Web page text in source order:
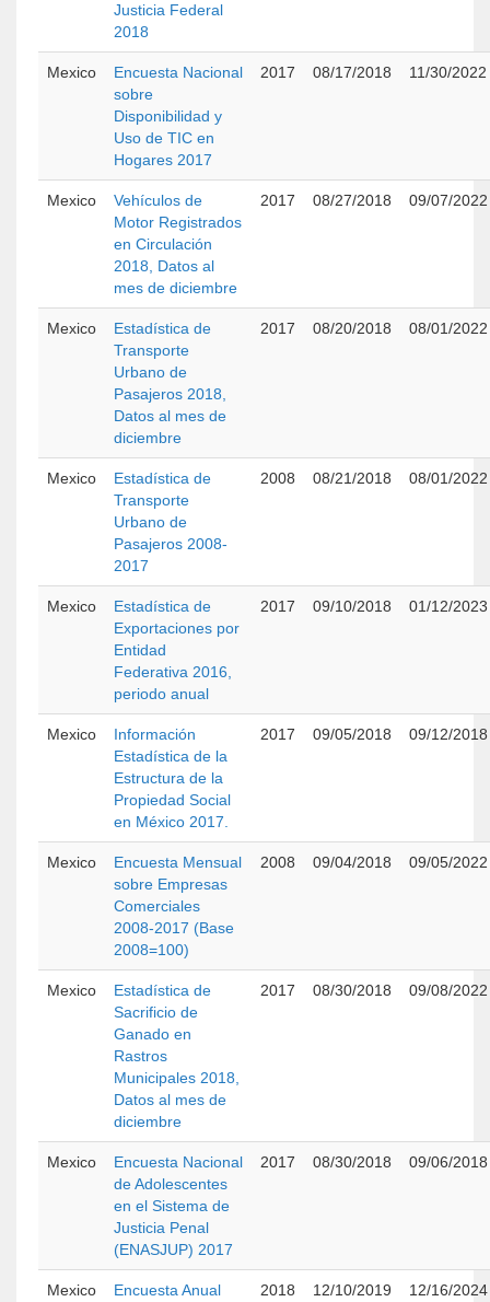
Justicia Federal
2018
Mexico
Encuesta Nacional
sobre
Disponibilidad y
Uso de TIC en
Hogares 2017
2017 08/17/2018 11/30/2022
Mexico
Vehículos de
Motor Registrados
en Circulación
2018, Datos al
mes de diciembre
2017 08/27/2018 09/07/2022
Mexico
Estadística de
Transporte
Urbano de
Pasajeros 2018,
Datos al mes de
diciembre
2017 08/20/2018 08/01/2022
Mexico
Estadística de
Transporte
Urbano de
Pasajeros 2008-
2017
2008 08/21/2018 08/01/2022
Mexico
Estadística de
Exportaciones por
Entidad
Federativa 2016,
periodo anual
2017 09/10/2018 01/12/2023
Mexico
Información
Estadística de la
Estructura de la
Propiedad Social
en México 2017.
2017 09/05/2018 09/12/2018
Mexico
Encuesta Mensual
sobre Empresas
Comerciales
2008-2017 (Base
2008=100)
2008 09/04/2018 09/05/2022
Mexico
Estadística de
Sacrificio de
Ganado en
Rastros
Municipales 2018,
Datos al mes de
diciembre
2017 08/30/2018 09/08/2022
Mexico
Encuesta Nacional
de Adolescentes
en el Sistema de
Justicia Penal
(ENASJUP) 2017
2017 08/30/2018 09/06/2018
Mexico
Encuesta Anual
2018 12/10/2019 12/16/2024